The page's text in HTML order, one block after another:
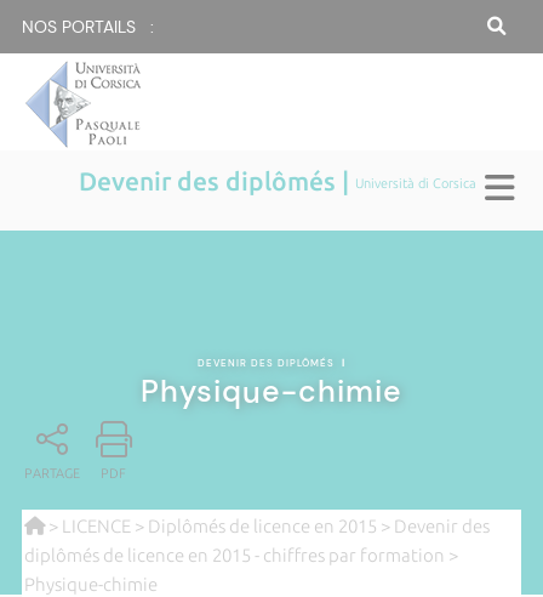
NOS PORTAILS :
Devenir des diplômés | Università di Corsica
DEVENIR DES DIPLÔMÉS |
Physique-chimie
PARTAGE PDF
> LICENCE > Diplômés de licence en 2015 > Devenir des
diplômés de licence en 2015 - chiffres par formation >
Physique-chimie